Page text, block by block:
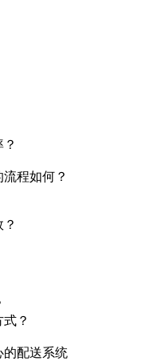
如何？
？
的配送系统